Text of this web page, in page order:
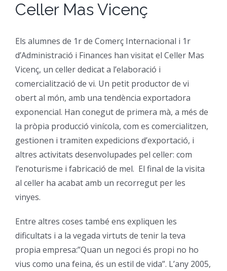
CFGM Manteniment
CFGS Administració i
CFGS Comerç
CFGS Sistemes
CFGS Assistència a la
CFGS Gestió de vendes i
Formació Ocupacional
CP Operacions auxiliars
Acreditació de competències
Beques
Catàleg de serveis
Certificació d’idiomes
Estada a l’empresa
Orientació
Notícies
On Som
Instal·lacions
Contacte
Celler Mas Vicenç
Els alumnes de 1r de Comerç Internacional i 1r
d’Administració i Finances han visitat el Celler Mas
Vicenç, un celler dedicat a l’elaboració i
comercialització de vi. Un petit productor de vi
obert al món, amb una tendència exportadora
exponencial. Han conegut de primera mà, a més de
la pròpia producció vinícola, com es comercialitzen,
gestionen i tramiten expedicions d’exportació, i
altres activitats desenvolupades pel celler: com
l’enoturisme i fabricació de mel. El final de la visita
al celler ha acabat amb un recorregut per les
vinyes.
Entre altres coses també ens expliquen les
dificultats i a la vegada virtuts de tenir la teva
propia empresa:”Quan un negoci és propi no ho
vius como una feina, és un estil de vida”. L’any 2005,